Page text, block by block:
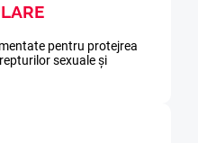
pentru protejrea
sexuale și